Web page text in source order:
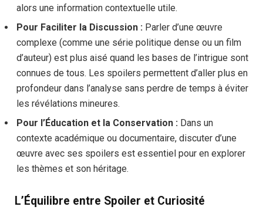
alors une information contextuelle utile.
Pour Faciliter la Discussion : Parler d’une œuvre
complexe (comme une série politique dense ou un film
d’auteur) est plus aisé quand les bases de l’intrigue sont
connues de tous. Les spoilers permettent d’aller plus en
profondeur dans l’analyse sans perdre de temps à éviter
les révélations mineures.
Pour l’Éducation et la Conservation : Dans un
contexte académique ou documentaire, discuter d’une
œuvre avec ses spoilers est essentiel pour en explorer
les thèmes et son héritage.
L’Équilibre entre Spoiler et Curiosité